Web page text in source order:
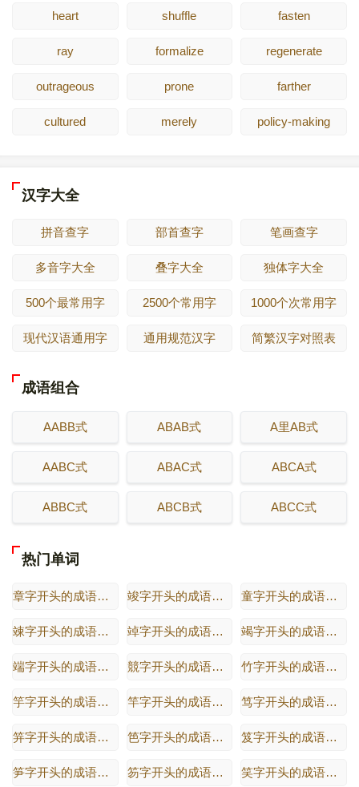
heart shuffle fasten
ray formalize regenerate
outrageous prone farther
cultured merely policy-making
汉字大全
拼音查字 部首查字 笔画查字
多音字大全 叠字大全 独体字大全
500个最常用字 2500个常用字 1000个次常用字
现代汉语通用字 通用规范汉字 简繁汉字对照表
成语组合
AABB式 ABAB式 A里AB式
AABC式 ABAC式 ABCA式
ABBC式 ABCB式 ABCC式
热门单词
章字开头的成语有哪些 竣字开头的成语有哪些 童字开头的成语有哪些
竦字开头的成语有哪些 竨字开头的成语有哪些 竭字开头的成语有哪些
端字开头的成语有哪些 競字开头的成语有哪些 竹字开头的成语有哪些
竽字开头的成语有哪些 竿字开头的成语有哪些 笃字开头的成语有哪些
笄字开头的成语有哪些 笆字开头的成语有哪些 笈字开头的成语有哪些
笋字开头的成语有哪些 笏字开头的成语有哪些 笑字开头的成语有哪些